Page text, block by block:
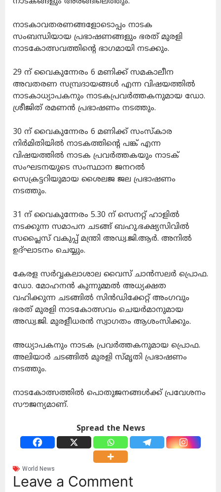
നാടകാവതരണങ്ങളോടൊപ്പം നാടക
സംബന്ധിയായ പ്രഭാഷണങ്ങളും ഭരത് മുരളി
നാടകോത്സവത്തിന്റെ ഭാഗമായി നടക്കും.
29 ന് വൈകുന്നേരം 6 മണിക്ക് സമകാലീന
അവതരണ സമ്പ്രദായങ്ങൾ എന്ന വിഷയത്തിൽ
നാടകാധ്യാപകനും നാടകപ്രവർത്തകനുമായ ഡോ.
ശ്രീജിത് രമണൻ പ്രഭാഷണം നടത്തും.
30 ന് വൈകുന്നേരം 6 മണിക്ക് സംസ്കാര
നിർമിതിയിൽ നാടകത്തിന്റെ പങ്ക് എന്ന
വിഷയത്തിൽ നാടക പ്രവർത്തകയും നാടക്
സംഘടനയുടെ സംസ്ഥാന ജനറൽ
സെക്രട്ടറിയുമായ ശൈലജ ജല പ്രഭാഷണം
നടത്തും.
31 ന് വൈകുന്നേരം 5.30 ന് സെനറ്റ് ഹാളിൽ
നടക്കുന്ന സമാപന ചടങ്ങ് ബഹു.ഭക്ഷ്യസിവിൽ
സപ്ലൈസ് വകുപ്പ് മന്ത്രി അഡ്വ.ജി.ആർ. അനിൽ
ഉദ്ഘാടനം ചെയ്യും.
കേരള സർവ്വകലാശാല വൈസ് ചാൻസലർ പ്രൊഫ.
ഡോ. മോഹനൻ കുന്നുമ്മൽ അധ്യക്ഷത
വഹിക്കുന്ന ചടങ്ങിൽ സിൻഡിക്കേറ്റ് അംഗവും
ഭരത് മുരളി നാടകോത്സവം ചെയർമാനുമായ
അഡ്വ.ജി. മുരളീധരൻ സ്വാഗതം ആശംസിക്കും.
അധ്യാപകനും നാടക പ്രവർത്തകനുമായ പ്രൊഫ.
അലിയാർ ചടങ്ങിൽ മുരളി സ്മൃതി പ്രഭാഷണം
നടത്തും.
നാടകോത്സത്തിൽ പൊതുജനങ്ങൾക്ക് പ്രവേശനം
സൗജന്യമാണ്.
Spread the News
World News
Leave a Comment